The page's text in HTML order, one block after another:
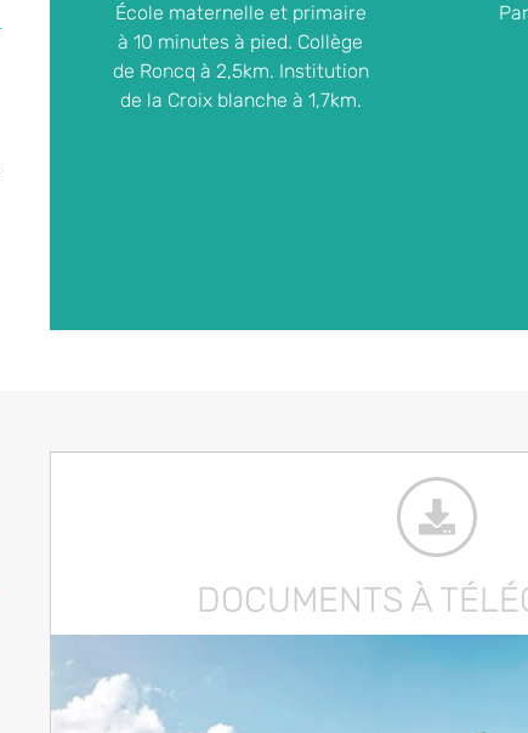
École maternelle et primaire
à 10 minutes à pied. Collège
de Roncq à 2,5km. Institution
de la Croix blanche à 1,7km.
DOCUMENTS À